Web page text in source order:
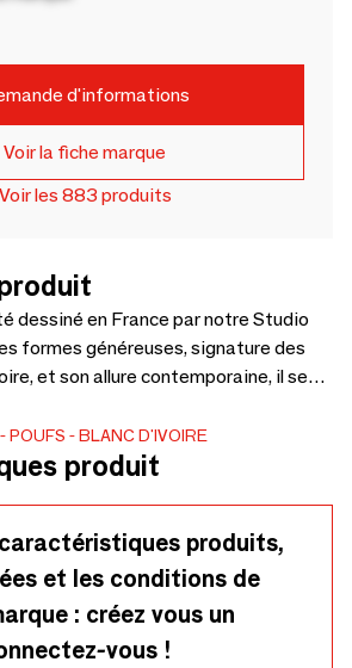
d'informations
Voir la fiche marque
Voir les 883 produits
dessiné en France par notre Studio
formes généreuses, signature des
et son allure contemporaine, il se
d’intérieur. Son dossier et son assise
mousse dense invitent à la détente,
tissu en velours apporte une
le canapé LOU est composé d’une
massif qui vous accompagnera
POUFS BLANC D'IVOIRE
produit
produits,
et les conditions de
: créez vous un
vous !